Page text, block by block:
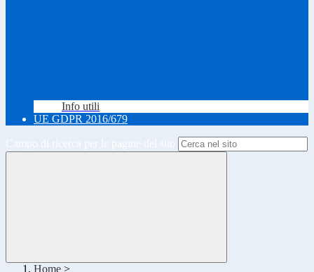
Info utili
UE GDPR 2016/679
Home >